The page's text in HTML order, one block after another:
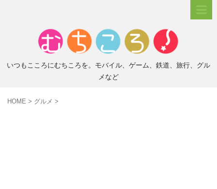
いつもこころにむちころを。モバイル、ゲーム、鉄道、旅行、グル
メなど
HOME > グルメ >